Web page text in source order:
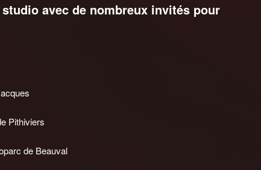
avec de nombreux invités pour
Pithiviers
de Beauval